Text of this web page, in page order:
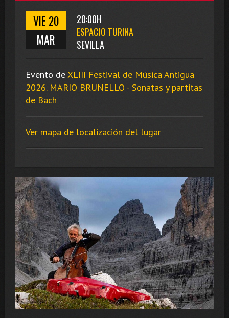
VIE 20
MAR
20:00H
ESPACIO TURINA
SEVILLA
Evento deXLIII Festival de Música Antigua
2026. MARIO BRUNELLO - Sonatas y partitas
de Bach
Ver mapa de localización del lugar